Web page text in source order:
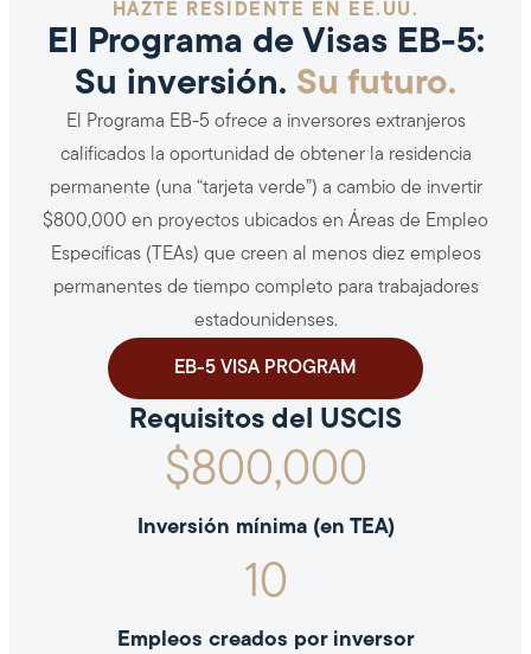
Requisitos del USCIS
Inversión mínima (en TEA)
$800,000
Empleos creados por inversor
10
HAZTE RESIDENTE EN EE.UU.
El Programa de Visas EB-5:
Su inversión. Su futuro.
El Programa EB-5 ofrece a inversores extranjeros
calificados la oportunidad de obtener la residencia
permanente (una “tarjeta verde”) a cambio de invertir
$800,000 en proyectos ubicados en Áreas de Empleo
Específicas (TEAs) que creen al menos diez empleos
permanentes de tiempo completo para trabajadores
estadounidenses.
EB-5 VISA PROGRAM